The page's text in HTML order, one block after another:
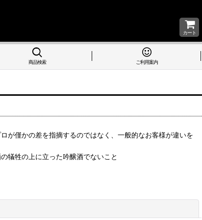
カート
商品検索 ご利用案内
が僅かの差を指摘するのではなく、一般的なお客様が違いを
犠牲の上に立った吟醸酒でないこと